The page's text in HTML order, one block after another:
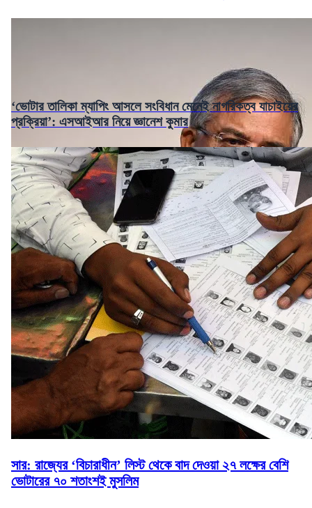
‘ভোটার তালিকা ম্যাপিং আসলে সংবিধান মেনেই নাগরিকত্ব যাচাইয়ের
প্রক্রিয়া’: এসআইআর নিয়ে জ্ঞানেশ কুমার
সার: রাজ্যের ‘বিচারাধীন’ লিস্ট থেকে বাদ দেওয়া ২৭ লক্ষের বেশি
ভোটারের ৭০ শতাংশই মুসলিম